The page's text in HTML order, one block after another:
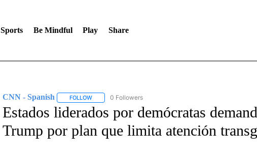
Sports Be Mindful Play Share
CNN - Spanish FOLLOWFOLLOW "CNN - SPANISH" TO RECEIVE NOTIFICATIONS
0 Followers
Estados liderados por demócratas
Trump por plan que limita atención